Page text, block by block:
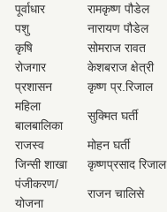
पूर्वाधार रामकृष्ण पौडेल
पशु नारायण पौडेल
कृषि सोमराज रावत
रोजगार केशबराज क्षेत्री
प्रशासन कृष्ण प्र.रिजाल
महिला
बालबालिका
सुक्मित घर्ती
राजस्व मोहन घर्ती
जिन्सी शाखा कृष्णप्रसाद रिजाल
पंजीकरण/
योजना
राजन चालिसे